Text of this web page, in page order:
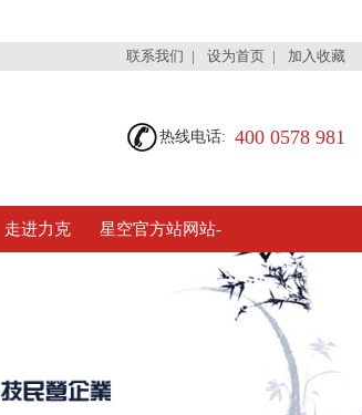
联系我们 | 设为首页 | 加入收藏
热线电话: 400 0578 981
走进力克 星空官方站网站-